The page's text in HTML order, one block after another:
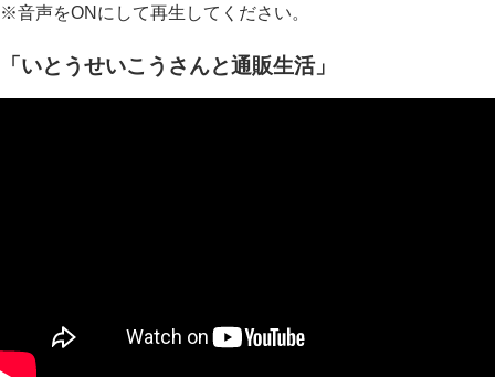
※音声をONにして再生してください。
「いとうせいこうさんと通販生活」